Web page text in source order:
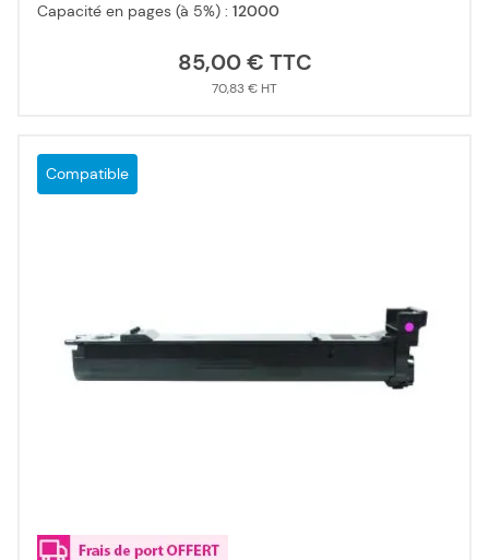
Capacité en pages (à 5%) : 12000
85,00 €
70,83 €
Compatible